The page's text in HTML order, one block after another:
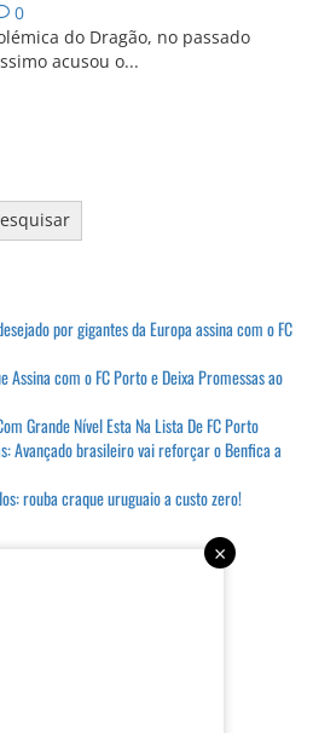
×
0
do Dragão, no passado
acusou o...
por gigantes da Europa assina com o FC
Assina com o FC Porto e Deixa Promessas ao
Grande Nível Esta Na Lista De FC Porto
Avançado brasileiro vai reforçar o Benfica a
rouba craque uruguaio a custo zero!